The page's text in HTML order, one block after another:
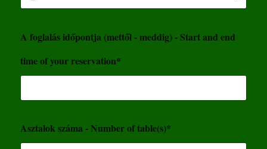
A foglalás időpontja (mettől - meddig) - Start and end
time of your reservation*
Asztalok száma - Number of table(s)*